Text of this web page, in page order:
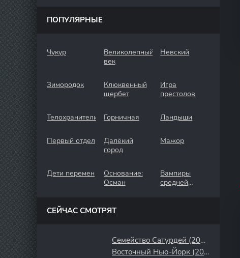
ПОПУЛЯРНЫЕ
Чукур
Великолепный
век
Невский
Зимородок
Клюквенный
щербет
Игра
престолов
Телохранители Горничная Ландыши
Первый отдел
Далёкий
город
Мажор
Дети перемен
Основание:
Осман
Вампиры
средней
СЕЙЧАС СМОТРЯТ
Семейство Сатурдей (2008)
Восточный Нью-Йорк (2022)